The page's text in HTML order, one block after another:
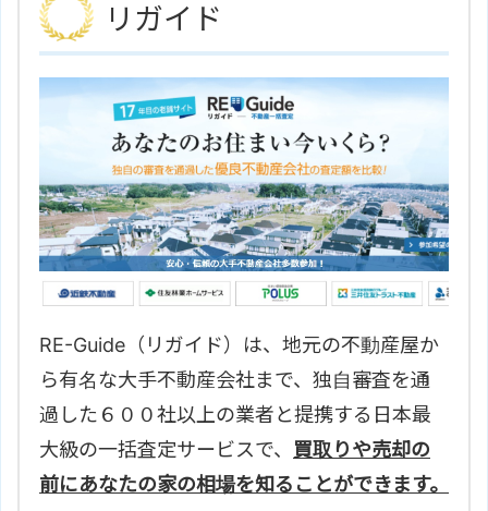
リガイド
RE-Guide（リガイド）は、地元の不動産屋か
ら有名な大手不動産会社まで、独自審査を通
過した６００社以上の業者と提携する日本最
大級の一括査定サービスで、 買取りや売却の
前にあなたの家の相場を知ることができます。